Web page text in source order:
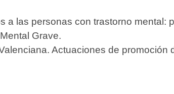
a las personas con trastorno mental:
Grave.
Actuaciones de promoción